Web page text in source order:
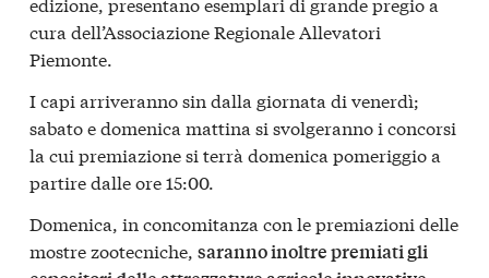
cura dell’Associazione Regionale Allevatori
Piemonte.
I capi arriveranno sin dalla giornata di venerdì;
sabato e domenica mattina si svolgeranno i concorsi
la cui premiazione si terrà domenica pomeriggio a
partire dalle ore 15:00.
Domenica, in concomitanza con le premiazioni delle
mostre zootecniche, saranno inoltre premiati gli